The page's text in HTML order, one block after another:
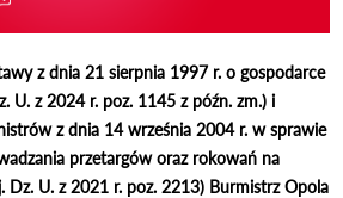
z dnia 21 sierpnia 1997 r. o gospodarce
U. z 2024 r. poz. 1145 z późn. zm.) i
z dnia 14 września 2004 r. w sprawie
przetargów oraz rokowań na
Dz. U. z 2021 r. poz. 2213) Burmistrz Opola